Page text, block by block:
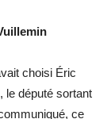
choisi Éric
le député sortant
ce